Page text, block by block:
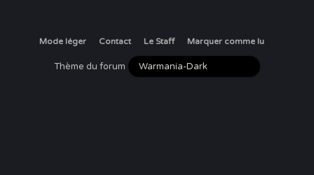
Mode léger Contact Le Staff Marquer comme lu
Thème du forum